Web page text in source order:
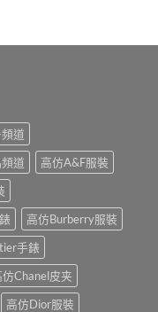
道
道
高仿A&F服裝
高仿Burberry服裝
手錶
仿Chanel皮夹
高仿Dior服裝